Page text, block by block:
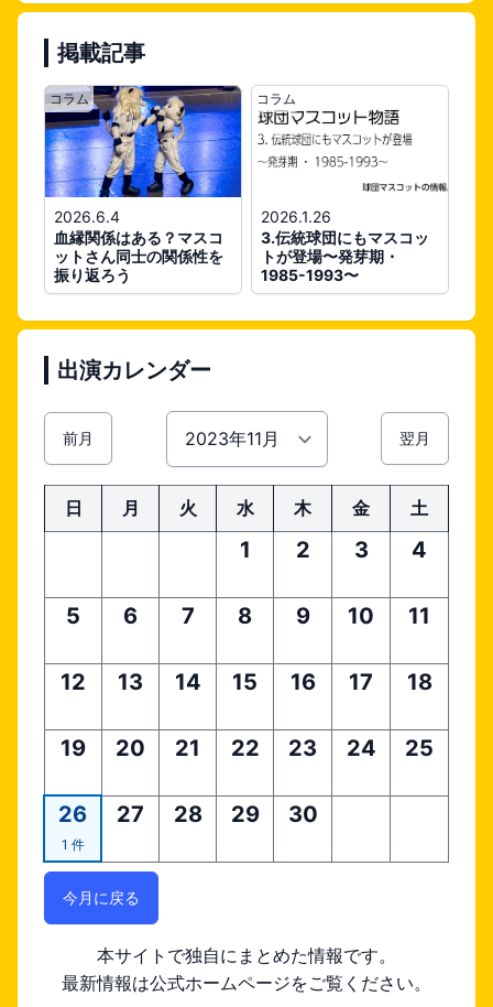
掲載記事
コラム
2026.6.4
血縁関係はある？マスコ
ットさん同士の関係性を
振り返ろう
コラム
2026.1.26
3.伝統球団にもマスコッ
トが登場〜発芽期・
1985-1993〜
出演カレンダー
前月 翌月
日 月 火 水 木 金 土
1 2 3 4
5 6 7 8 9 10 11
12 13 14 15 16 17 18
19 20 21 22 23 24 25
26
1 件
27 28 29 30
今月に戻る
本サイトで独自にまとめた情報です。
最新情報は公式ホームページをご覧ください。